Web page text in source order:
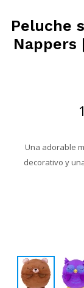
Peluche
Nappers
Una adorable
decorativo y